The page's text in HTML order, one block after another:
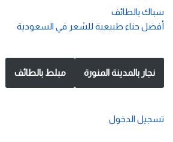
سباك بالطائف
أفضل حناء طبيعية للشعر في السعودية
نجار بالمدينة المنورة مبلط بالطائف
تسجيل الدخول